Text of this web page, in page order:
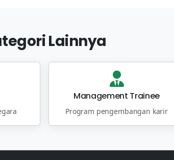
Lainnya
Management Trainee
Program pengembangan karir